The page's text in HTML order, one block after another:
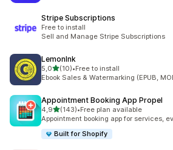
Stripe Subscriptions
Free to install
Sell and Manage Stripe Subscriptions
LemonInk
5,0z 5 hvězd
(10)
Celkový počet recenzí: 10
•Free to install
Ebook Sales & Watermarking (EPUB,
Appointment Booking App Propel
4,9z 5 hvězd
(143)
Celkový počet recenzí: 143
•Free plan available
Appointment booking app for services,
Built for Shopify